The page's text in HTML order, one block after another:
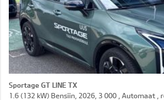
Sportage GT LINE TX
1.6 (132 kW) Bensiin, 2026, 3 000 , Automaat ,